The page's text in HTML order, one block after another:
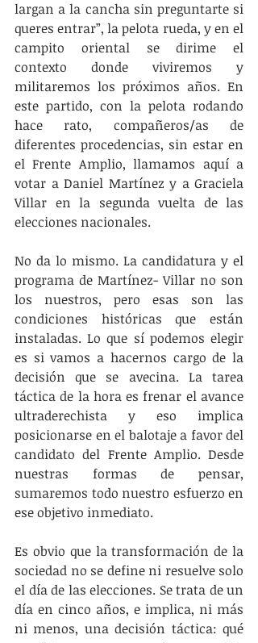
largan a la cancha sin preguntarte si
queres entrar”, la pelota rueda, y en el
campito oriental se dirime el
contexto donde viviremos y
militaremos los próximos años. En
este partido, con la pelota rodando
hace rato, compañeros/as de
diferentes procedencias, sin estar en
el Frente Amplio, llamamos aquí a
votar a Daniel Martínez y a Graciela
Villar en la segunda vuelta de las
elecciones nacionales.
No da lo mismo. La candidatura y el
programa de Martínez- Villar no son
los nuestros, pero esas son las
condiciones históricas que están
instaladas. Lo que sí podemos elegir
es si vamos a hacernos cargo de la
decisión que se avecina. La tarea
táctica de la hora es frenar el avance
ultraderechista y eso implica
posicionarse en el balotaje a favor del
candidato del Frente Amplio. Desde
nuestras formas de pensar,
sumaremos todo nuestro esfuerzo en
ese objetivo inmediato.
Es obvio que la transformación de la
sociedad no se define ni resuelve solo
el día de las elecciones. Se trata de un
día en cinco años, e implica, ni más
ni menos, una decisión táctica: qué